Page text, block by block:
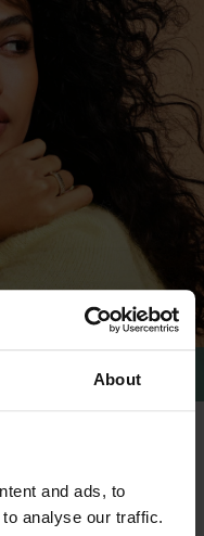
About
and ads, to
analyse our traffic.
– Stilvoll,